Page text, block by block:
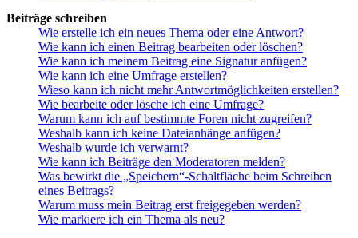
Beiträge schreiben
Wie erstelle ich ein neues Thema oder eine Antwort?
Wie kann ich einen Beitrag bearbeiten oder löschen?
Wie kann ich meinem Beitrag eine Signatur anfügen?
Wie kann ich eine Umfrage erstellen?
Wieso kann ich nicht mehr Antwortmöglichkeiten erstellen?
Wie bearbeite oder lösche ich eine Umfrage?
Warum kann ich auf bestimmte Foren nicht zugreifen?
Weshalb kann ich keine Dateianhänge anfügen?
Weshalb wurde ich verwarnt?
Wie kann ich Beiträge den Moderatoren melden?
Was bewirkt die „Speichern“-Schaltfläche beim Schreiben
eines Beitrags?
Warum muss mein Beitrag erst freigegeben werden?
Wie markiere ich ein Thema als neu?